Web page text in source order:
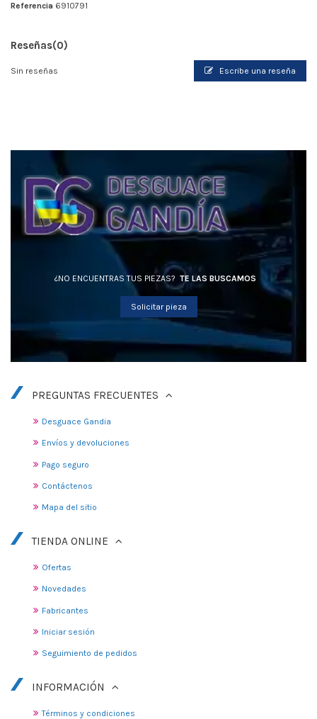
Referencia 6910791
Reseñas(0)
Sin reseñas Escribe una reseña
¿NO ENCUENTRAS TUS PIEZAS? TE LAS BUSCAMOS
Solicitar pieza
PREGUNTAS FRECUENTES
Desguace Gandia
Envíos y devoluciones
Pago seguro
Contáctenos
Mapa del sitio
TIENDA ONLINE
Ofertas
Novedades
Fabricantes
Iniciar sesión
Seguimiento de pedidos
INFORMACIÓN
Términos y condiciones